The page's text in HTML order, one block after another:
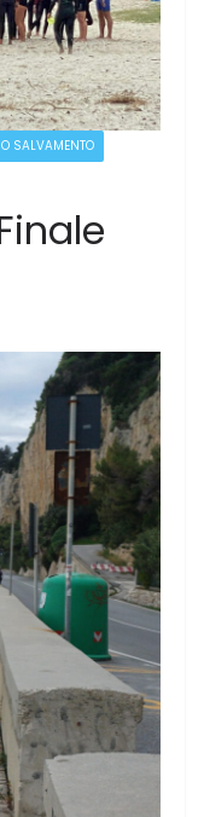
SALVAMENTO